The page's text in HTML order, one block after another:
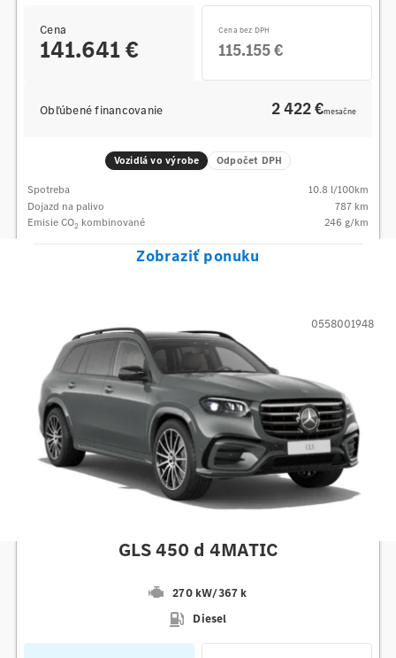
Cena
141.641 €
Cena bez DPH
115.155 €
Obľúbené financovanie 2 422 €mesačne
Vozidlá vo výrobe Odpočet DPH
Spotreba 10.8 l/100km
Dojazd na palivo
787 km
Emisie CO2 kombinované 246 g/km
Zobraziť ponuku
GLS 450 d 4MATIC
270 kW/367 k
Diesel
0558001948